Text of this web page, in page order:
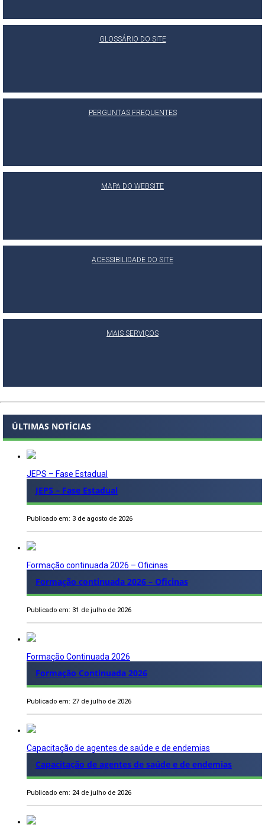
GLOSSÁRIO DO SITE
PERGUNTAS FREQUENTES
MAPA DO WEBSITE
ACESSIBILIDADE DO SITE
MAIS SERVIÇOS
ÚLTIMAS NOTÍCIAS
JEPS – Fase Estadual
JEPS – Fase Estadual
Publicado em: 3 de agosto de 2026
Formação continuada 2026 – Oficinas
Formação continuada 2026 – Oficinas
Publicado em: 31 de julho de 2026
Formação Continuada 2026
Formação Continuada 2026
Publicado em: 27 de julho de 2026
Capacitação de agentes de saúde e de endemias
Capacitação de agentes de saúde e de endemias
Publicado em: 24 de julho de 2026